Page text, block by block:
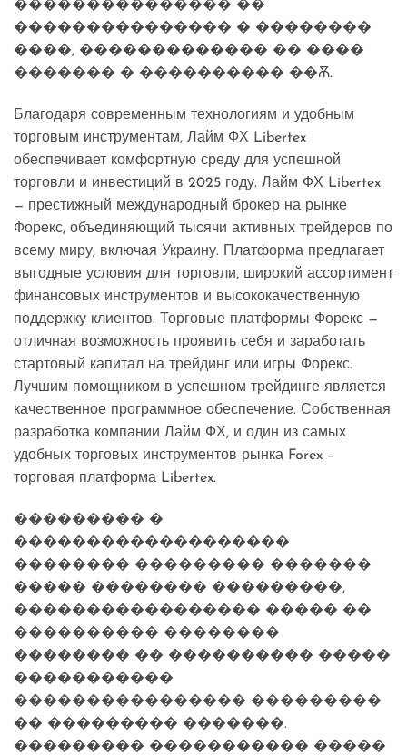
��������������� ��
��������������� � ��������
����, ������������� �� ����
������� � ���������� ��Ѫ.
Благодаря современным технологиям и удобным
торговым инструментам, Лайм ФХ Libertex
обеспечивает комфортную среду для успешной
торговли и инвестиций в 2025 году. Лайм ФХ Libertex
— престижный международный брокер на рынке
Форекс, объединяющий тысячи активных трейдеров по
всему миру, включая Украину. Платформа предлагает
выгодные условия для торговли, широкий ассортимент
финансовых инструментов и высококачественную
поддержку клиентов. Торговые платформы Форекс —
отличная возможность проявить себя и заработать
стартовый капитал на трейдинг или игры Форекс.
Лучшим помощником в успешном трейдинге является
качественное программное обеспечение. Собственная
разработка компании Лайм ФХ, и один из самых
удобных торговых инструментов рынка Forex –
торговая платформа Libertex.
��������� �
�������������������
�������� ��������� �������
����� �������� ���������,
����������������� ����� ��
���������� ��������
�������� �� ���������� �����
�����������
���������������� ���������
�� ��������� �������.
��������� ����������� �����